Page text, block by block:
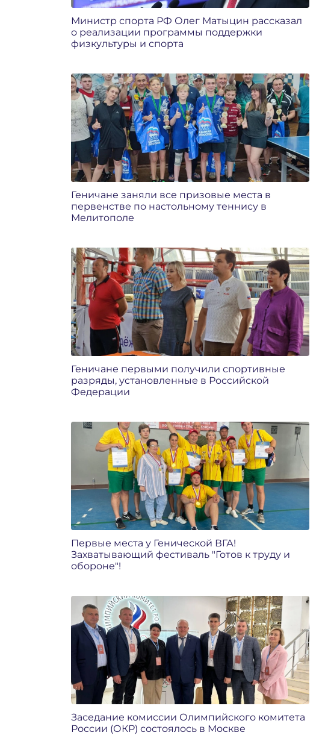
Министр спорта РФ Олег Матыцин рассказал
о реализации программы поддержки
физкультуры и спорта
Геничане заняли все призовые места в
первенстве по настольному теннису в
Мелитополе
Геничане первыми получили спортивные
разряды, установленные в Российской
Федерации
Первые места у Генической ВГА!
Захватывающий фестиваль "Готов к труду и
обороне"!
Заседание комиссии Олимпийского комитета
России (ОКР) состоялось в Москве